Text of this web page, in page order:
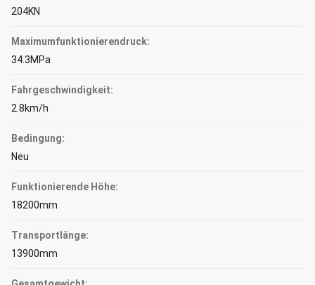
204KN
Maximumfunktionierendruck:
34.3MPa
Fahrgeschwindigkeit:
2.8km/h
Bedingung:
Neu
Funktionierende Höhe:
18200mm
Transportlänge:
13900mm